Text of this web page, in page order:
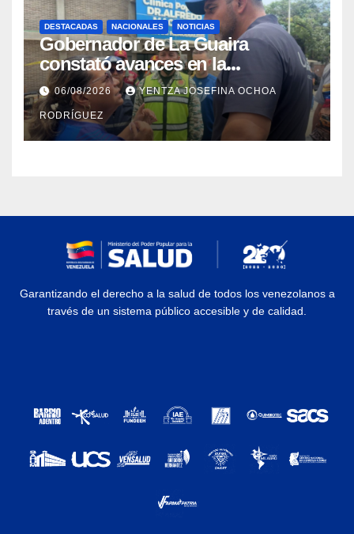
DESTACADAS NACIONALES NOTICIAS
Gobernador de La Guaira
constató avances en la
rehabilitación del Hospitalito de
Catia la Mar
06/08/2026 YENTZA JOSEFINA OCHOA
RODRÍGUEZ
Garantizando el derecho a la salud de todos los venezolanos a
través de un sistema público accesible y de calidad.